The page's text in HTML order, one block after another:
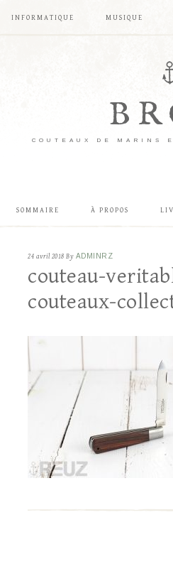
INFORMATIQUE MUSIQUE
COUTEAUX DE MARINS
SOMMAIRE À PROPOS
24 avril 2018 By ADMINRZ
couteau-
couteaux-